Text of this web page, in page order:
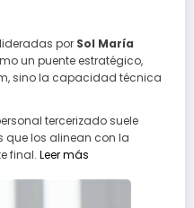
por Sol María
un puente estratégico,
sino la capacidad técnica
tercerizado suele
que los alinean con la
final. Leer más